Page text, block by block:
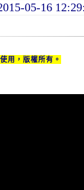
05-16
用，版權所有。